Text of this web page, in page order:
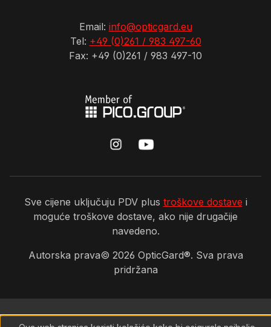
Email: info@opticgard.eu
Tel: +49 (0)261 / 983 497-60
Fax: +49 (0)261 / 983 497-10
Sve cijene uključuju PDV plus troškove dostave i
moguće troškove dostave, ako nije drugačije
navedeno.
Autorska prava© 2026 OpticGard®. Sva prava
pridržana